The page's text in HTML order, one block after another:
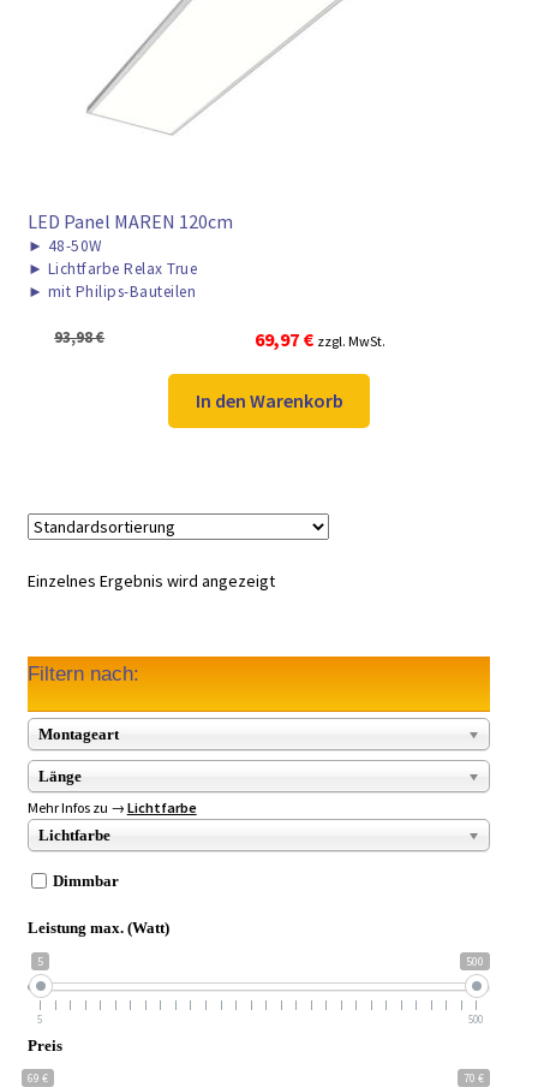
► VERSANDARTEN
LED Panel MAREN 120cm
► 48-50W
► Lichtfarbe Relax True
► mit Philips-Bauteilen
93,98€
Ursprünglicher
Preis
war:
93,98 €
69,97 €Aktueller
Preis
ist:
69,97 €.
zzgl. MwSt.
In den Warenkorb
Einzelnes Ergebnis wird angezeigt
Filtern nach:
Montageart
Länge
Mehr Infos zu → Lichtfarbe
Lichtfarbe
Dimmbar
Leistung max. (Watt)
5 500
5 500
Preis
69 € 70 €